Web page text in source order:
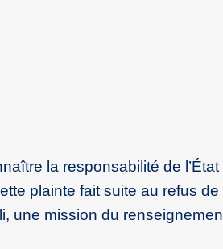
la responsabilité de l’État
plainte fait suite au refus de
une mission du